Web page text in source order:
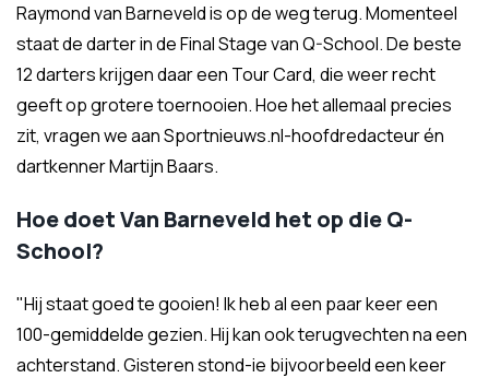
Raymond van Barneveld is op de weg terug. Momenteel
staat de darter in de Final Stage van Q-School. De beste
12 darters krijgen daar een Tour Card, die weer recht
geeft op grotere toernooien. Hoe het allemaal precies
zit, vragen we aan Sportnieuws.nl-hoofdredacteur én
dartkenner Martijn Baars.
Hoe doet Van Barneveld het op die Q-
School?
"Hij staat goed te gooien! Ik heb al een paar keer een
100-gemiddelde gezien. Hij kan ook terugvechten na een
achterstand. Gisteren stond-ie bijvoorbeeld een keer